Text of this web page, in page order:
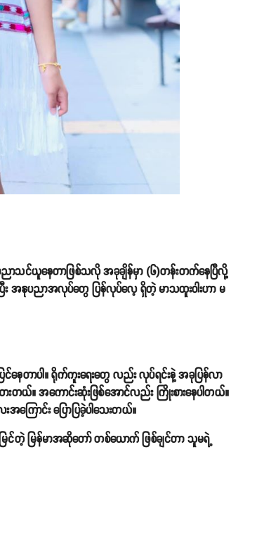
ညာသင်ယူနေတာဖြစ်သလို အခုချိန်မှာ (၆)တန်းတက်နေပြီလို့
ြီး အနုပညာအလုပ်တွေ ပြန်လုပ်လေ့ ရှိတဲ့ မာသထူးဝါးဟာ မ
ေတာပါ။ ရိုက်ကူးရေးတွေ လည်း လုပ်ရင်းနဲ့ အခုပြန်လာ
တယ်။ အကောင်းဆုံးဖြစ်အောင်လည်း ကြိုးစားနေပါတယ်။
ြောင်း ပြောပြခဲ့ပါသေးတယ်။
င်တဲ့ မြန်မာအဆိုတော် တစ်ယောက် ဖြစ်ချင်တာ သူမရဲ့